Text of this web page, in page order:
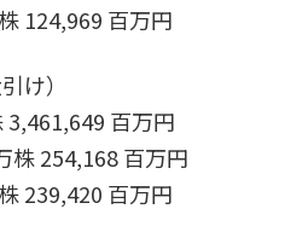
124,969 百万円
け）
3,461,649 百万円
株 254,168 百万円
239,420 百万円